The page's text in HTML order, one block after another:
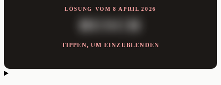
LÖSUNG VOM 8 APRIL 2026
BUSCH
TIPPEN, UM EINZUBLENDEN